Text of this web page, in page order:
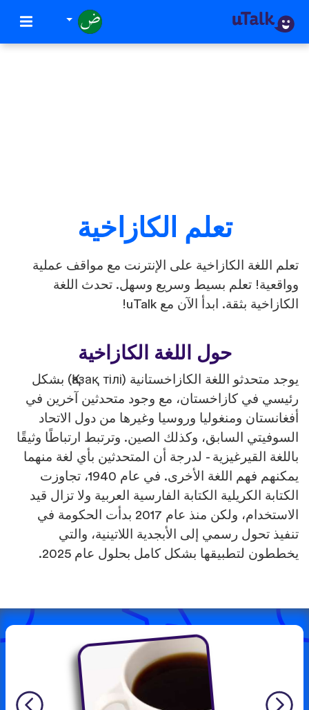
تعلم الكازاخية
تعلم اللغة الكازاخية على الإنترنت مع مواقف عملية
وواقعية! تعلم بسيط وسريع وسهل. تحدث اللغة
الكازاخية بثقة. ابدأ الآن مع uTalk!
حول اللغة الكازاخية
يوجد متحدثو اللغة الكازاخستانية (Қазақ тілі) بشكل
رئيسي في كازاخستان، مع وجود متحدثين آخرين في
أفغانستان ومنغوليا وروسيا وغيرها من دول الاتحاد
السوفيتي السابق، وكذلك الصين. وترتبط ارتباطًا وثيقًا
باللغة القيرغيزية - لدرجة أن المتحدثين بأي لغة منهما
يمكنهم فهم اللغة الأخرى. في عام 1940، تجاوزت
الكتابة الكريلية الكتابة الفارسية العربية ولا تزال قيد
الاستخدام، ولكن منذ عام 2017 بدأت الحكومة في
تنفيذ تحول رسمي إلى الأبجدية اللاتينية، والتي
يخططون لتطبيقها بشكل كامل بحلول عام 2025.